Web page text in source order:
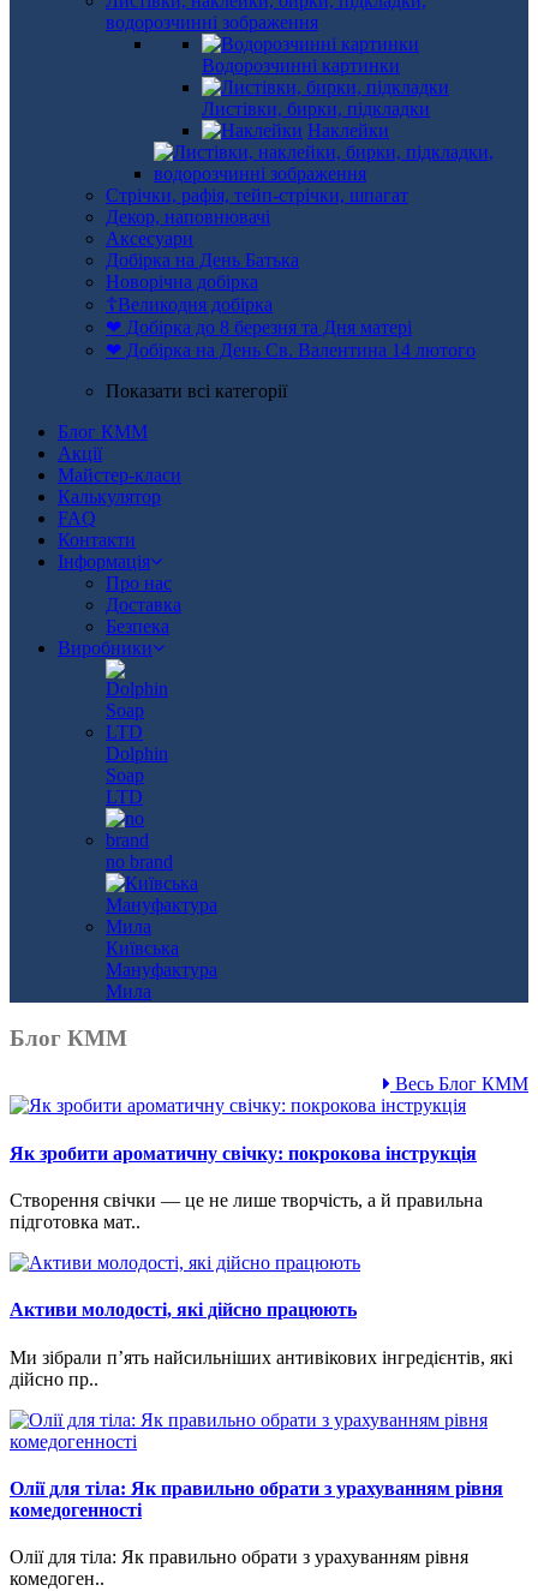
водорозчинні зображення
Водорозчинні картинки
Листівки, бирки, підкладки
Наклейки
Стрічки, рафія, тейп-стрічки, шпагат
Декор, наповнювачі
Аксесуари
Добірка на День Батька
Новорічна добірка
☦Великодня добірка
❤ Добірка до 8 березня та Дня матері
❤ Добірка на День Св. Валентина 14 лютого
Показати всі категорії
Блог КММ
Акції
Майстер-класи
Калькулятор
FAQ
Контакти
Інформація
Про нас
Доставка
Безпека
Виробники
Dolphin
Soap
LTD
no brand
Київська
Мануфактура
Мила
Блог КММ
Весь Блог КММ
Як зробити ароматичну свічку: покрокова інструкція
Створення свічки — це не лише творчість, а й правильна
підготовка мат..
Активи молодості, які дійсно працюють
Ми зібрали п’ять найсильніших антивікових інгредієнтів, які
дійсно пр..
Олії для тіла: Як правильно обрати з урахуванням рівня
комедогенності
Олії для тіла: Як правильно обрати з урахуванням рівня
комедоген..